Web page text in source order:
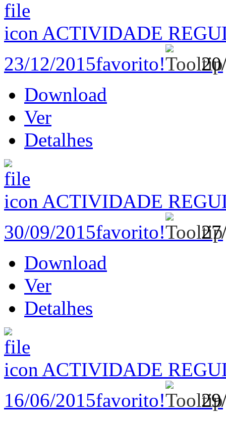
ACTIVIDADE
23/12/2015favorito!
Download
Ver
Detalhes
ACTIVIDADE
30/09/2015favorito!
Download
Ver
Detalhes
ACTIVIDADE
16/06/2015favorito!